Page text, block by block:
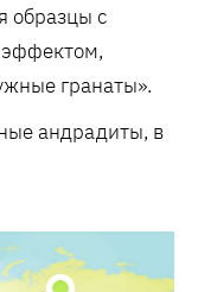
образцы с
гранаты».
андрадиты, в